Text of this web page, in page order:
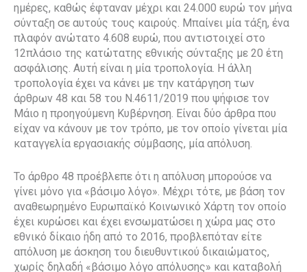
ημέρες, καθώς έφταναν μέχρι και 24.000 ευρώ τον μήνα
σύνταξη σε αυτούς τους καιρούς. Μπαίνει μία τάξη, ένα
πλαφόν ανώτατο 4.608 ευρώ, που αντιστοιχεί στο
12πλάσιο της κατώτατης εθνικής σύνταξης με 20 έτη
ασφάλισης. Αυτή είναι η μία τροπολογία. Η άλλη
τροπολογία έχει να κάνει με την κατάργηση των
άρθρων 48 και 58 του Ν.4611/2019 που ψήφισε τον
Μάιο η προηγούμενη Κυβέρνηση. Είναι δύο άρθρα που
είχαν να κάνουν με τον τρόπο, με τον οποίο γίνεται μία
καταγγελία εργασιακής σύμβασης, μία απόλυση.
Το άρθρο 48 προέβλεπε ότι η απόλυση μπορούσε να
γίνει μόνο για «βάσιμο λόγο». Μέχρι τότε, με βάση τον
αναθεωρημένο Ευρωπαϊκό Κοινωνικό Χάρτη τον οποίο
έχει κυρώσει και έχει ενσωματώσει η χώρα μας στο
εθνικό δίκαιο ήδη από το 2016, προβλεπόταν είτε
απόλυση με άσκηση του διευθυντικού δικαιώματος,
χωρίς δηλαδή «βάσιμο λόγο απόλυσης» και καταβολή